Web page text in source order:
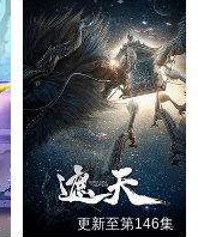
更新至第146集